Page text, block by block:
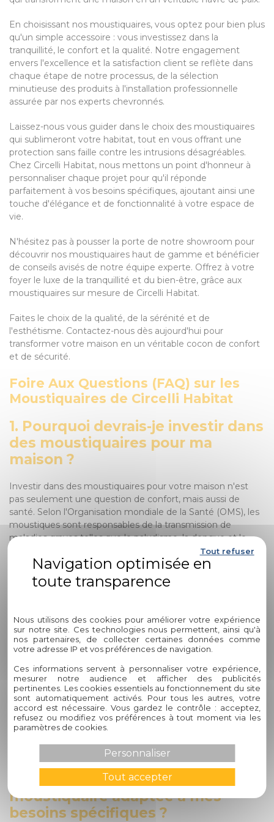
En choisissant nos moustiquaires, vous optez pour bien plus
qu'un simple accessoire : vous investissez dans la
tranquillité, le confort et la qualité. Notre engagement
envers l'excellence et la satisfaction client se reflète dans
chaque étape de notre processus, de la sélection
minutieuse des produits à l'installation professionnelle
assurée par nos experts chevronnés.
Laissez-nous vous guider dans le choix des moustiquaires
qui sublimeront votre habitat, tout en vous offrant une
protection sans faille contre les intrusions désagréables.
Chez Circelli Habitat, nous mettons un point d'honneur à
personnaliser chaque projet pour qu'il réponde
parfaitement à vos besoins spécifiques, ajoutant ainsi une
touche d'élégance et de fonctionnalité à votre espace de
vie.
N'hésitez pas à pousser la porte de notre showroom pour
découvrir nos moustiquaires haut de gamme et bénéficier
de conseils avisés de notre équipe experte. Offrez à votre
foyer le luxe de la tranquillité et du bien-être, grâce aux
moustiquaires sur mesure de Circelli Habitat.
Faites le choix de la qualité, de la sérénité et de
l'esthétisme. Contactez-nous dès aujourd'hui pour
transformer votre maison en un véritable cocon de confort
et de sécurité.
Foire Aux Questions (FAQ) sur les
Moustiquaires de Circelli Habitat
1. Pourquoi devrais-je investir dans
des moustiquaires pour ma
maison ?
Investir dans des moustiquaires pour votre maison n'est
pas seulement une question de confort, mais aussi de
santé. Selon l'Organisation mondiale de la Santé (OMS), les
moustiques sont responsables de la transmission de
maladies graves telles que le paludisme, la dengue et le
virus Zika. En installant des moustiquaires efficaces, vous
réduisez considérablement le risque de piqûres d'insectes
et de maladies associées.
typique des moustiquaires
proposées par Circelli Habitat ?
La durée de vie des moustiquaires peut varier en fonction
de divers facteurs tels que l'entretien régulier, l'exposition
aux éléments extérieurs et l'utilisation quotidienne. En
général, les moustiquaires de qualité supérieure peuvent
durer plusieurs années sans perdre leur efficacité. Chez
Circelli Habitat, nous veillons à sélectionner des produits
3. Comment choisir la
moustiquaire adaptée à mes
besoins spécifiques ?
Nous utilisons des cookies pour améliorer votre expérience
sur notre site. Ces technologies nous permettent, ainsi qu'à
nos partenaires, de collecter certaines données comme
votre adresse IP et vos préférences de navigation.
Ces informations servent à personnaliser votre expérience,
mesurer notre audience et afficher des publicités
pertinentes. Les cookies essentiels au fonctionnement du site
sont automatiquement activés. Pour tous les autres, votre
accord est nécessaire. Vous gardez le contrôle : acceptez,
refusez ou modifiez vos préférences à tout moment via les
paramètres de cookies.
Tout accepter
Tout refuser
Personnaliser